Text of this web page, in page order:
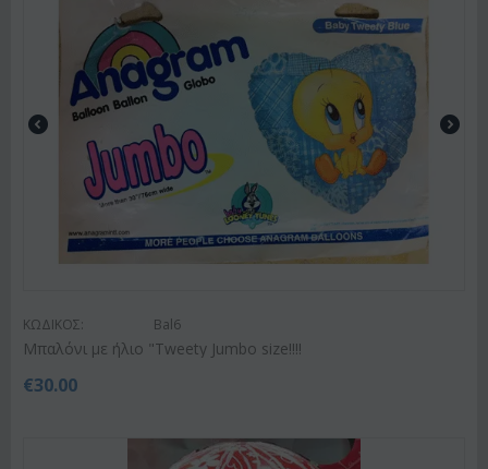
ΚΩΔΙΚΟΣ: Bal6
Μπαλόνι με ήλιο "Tweety Jumbo size!!!!
€30.00